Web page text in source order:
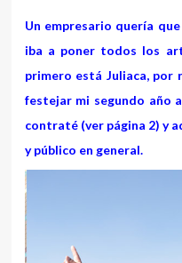
Un empresario quería
iba a poner todos los
primero está Juliaca,
festejar mi segundo año
contraté (ver página 2) y
y público en general.